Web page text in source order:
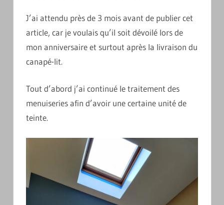
J’ai attendu près de 3 mois avant de publier cet
article, car je voulais qu’il soit dévoilé lors de
mon anniversaire et surtout après la livraison du
canapé-lit.
Tout d’abord j’ai continué le traitement des
menuiseries afin d’avoir une certaine unité de
teinte.